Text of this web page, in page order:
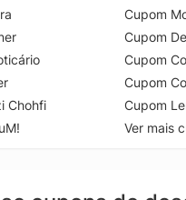
Chohfi
Cupom
Cupom
Cupom
Cupom
Cupom
Ver mais